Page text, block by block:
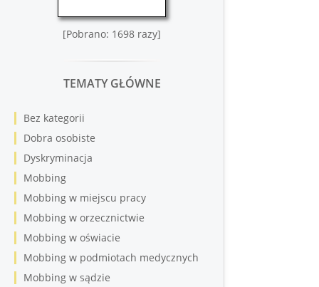
[Pobrano: 1698 razy]
TEMATY GŁÓWNE
Bez kategorii
Dobra osobiste
Dyskryminacja
Mobbing
Mobbing w miejscu pracy
Mobbing w orzecznictwie
Mobbing w oświacie
Mobbing w podmiotach medycznych
Mobbing w sądzie